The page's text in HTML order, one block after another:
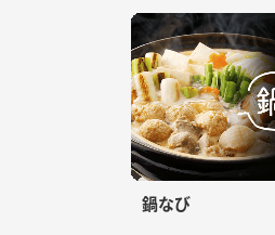
鍋なび